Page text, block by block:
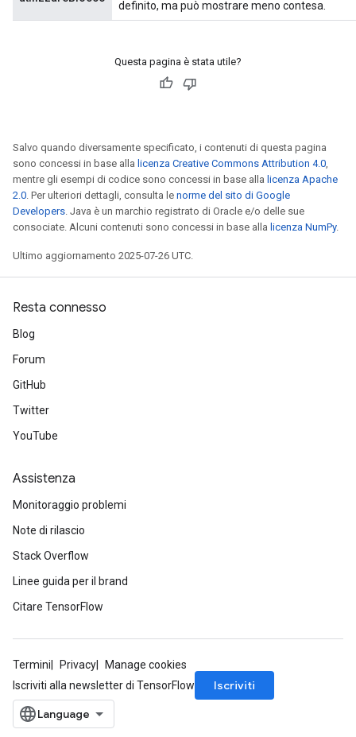
definito, ma può mostrare meno contesa.
Questa pagina è stata utile?
Salvo quando diversamente specificato, i contenuti di questa pagina
sono concessi in base alla licenza Creative Commons Attribution 4.0,
mentre gli esempi di codice sono concessi in base alla licenza Apache
2.0. Per ulteriori dettagli, consulta le norme del sito di Google
Developers. Java è un marchio registrato di Oracle e/o delle sue
consociate. Alcuni contenuti sono concessi in base alla licenza NumPy.
Ultimo aggiornamento 2025-07-26 UTC.
Resta connesso
Blog
Forum
GitHub
Twitter
YouTube
Assistenza
Monitoraggio problemi
Note di rilascio
Stack Overflow
Linee guida per il brand
Citare TensorFlow
Termini Privacy
Manage cookies
Iscriviti alla newsletter di TensorFlow
Iscriviti